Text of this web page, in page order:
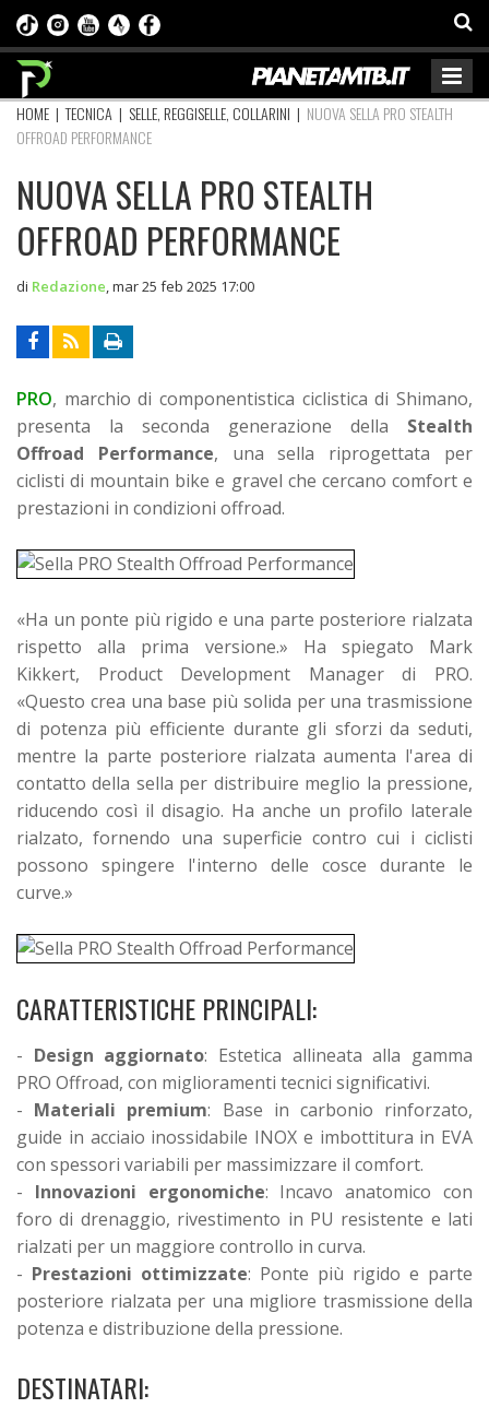
HOME |TECNICA | SELLE, REGGISELLE, COLLARINI | NUOVA SELLA PRO STEALTH
OFFROAD PERFORMANCE
NUOVA SELLA PRO STEALTH
OFFROAD PERFORMANCE
di Redazione mar 25 feb 2025 17:00
PRO, marchio di componentistica ciclistica di Shimano,
presenta la seconda generazione della Stealth
Offroad Performance, una sella riprogettata per
ciclisti di mountain bike e gravel che cercano comfort e
prestazioni in condizioni offroad.
«Ha un ponte più rigido e una parte posteriore rialzata
rispetto alla prima versione.» Ha spiegato Mark
Kikkert, Product Development Manager di PRO.
«Questo crea una base più solida per una trasmissione
di potenza più efficiente durante gli sforzi da seduti,
mentre la parte posteriore rialzata aumenta l'area di
contatto della sella per distribuire meglio la pressione,
riducendo così il disagio. Ha anche un profilo laterale
rialzato, fornendo una superficie contro cui i ciclisti
possono spingere l'interno delle cosce durante le
curve.»
CARATTERISTICHE PRINCIPALI:
- Design aggiornato: Estetica allineata alla gamma
PRO Offroad, con miglioramenti tecnici significativi.
- Materiali premium: Base in carbonio rinforzato,
guide in acciaio inossidabile INOX e imbottitura in EVA
con spessori variabili per massimizzare il comfort.
- Innovazioni ergonomiche: Incavo anatomico con
foro di drenaggio, rivestimento in PU resistente e lati
rialzati per un maggiore controllo in curva.
- Prestazioni ottimizzate: Ponte più rigido e parte
posteriore rialzata per una migliore trasmissione della
potenza e distribuzione della pressione.
DESTINATARI: